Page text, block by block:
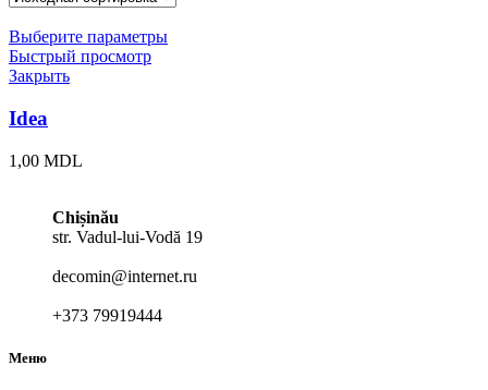
Выберите параметры
Быстрый просмотр
Закрыть
Idea
1,00 MDL
Chișinău
str. Vadul-lui-Vodă 19
decomin@internet.ru
+373 79919444
Меню